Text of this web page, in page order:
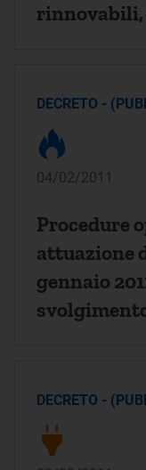
rinnovabili,
2003/30/CE
DECRETO -
04/02/2011
Procedure
attuazione
gennaio
del decreto
(11A01635)
DECRETO -